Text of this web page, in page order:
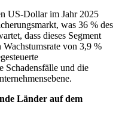
US-Dollar im Jahr 2025
was 36 % des
dass dieses Segment
von 3,9 %
Schadensfälle und die
Länder auf dem